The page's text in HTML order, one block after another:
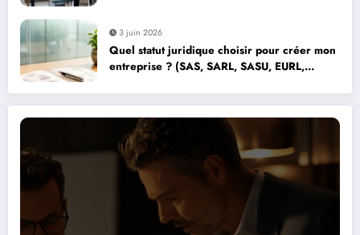
3 juin 2026
Quel statut juridique choisir pour créer mon
entreprise ? (SAS, SARL, SASU, EURL,